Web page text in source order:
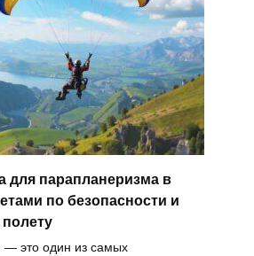
для парапланеризма в
по безопасности и
полету
— это один из самых